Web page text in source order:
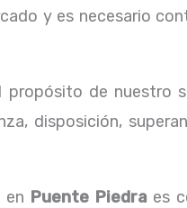
y es necesario
propósito de nuestro
disposición,
en Puente Piedraes